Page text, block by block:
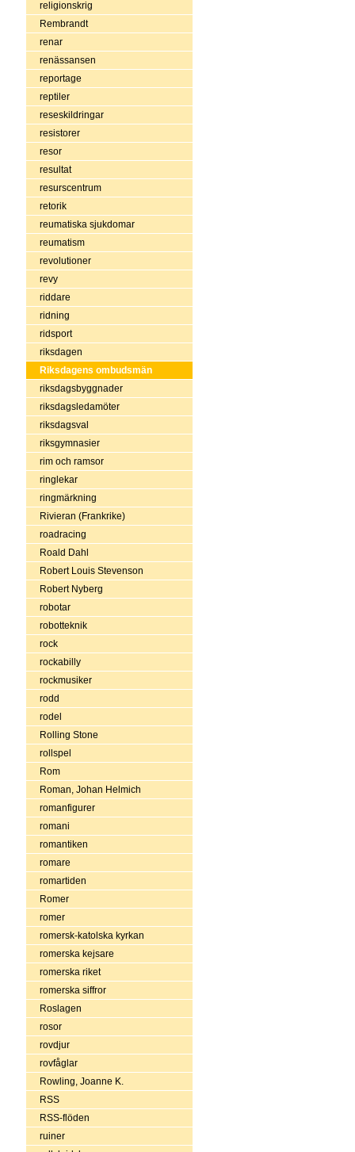
religionskrig
Rembrandt
renar
renässansen
reportage
reptiler
reseskildringar
resistorer
resor
resultat
resurscentrum
retorik
reumatiska sjukdomar
reumatism
revolutioner
revy
riddare
ridning
ridsport
riksdagen
Riksdagens ombudsmän
riksdagsbyggnader
riksdagsledamöter
riksdagsval
riksgymnasier
rim och ramsor
ringlekar
ringmärkning
Rivieran (Frankrike)
roadracing
Roald Dahl
Robert Louis Stevenson
Robert Nyberg
robotar
robotteknik
rock
rockabilly
rockmusiker
rodd
rodel
Rolling Stone
rollspel
Rom
Roman, Johan Helmich
romanfigurer
romani
romantiken
romare
romartiden
Romer
romer
romersk-katolska kyrkan
romerska kejsare
romerska riket
romerska siffror
Roslagen
rosor
rovdjur
rovfåglar
Rowling, Joanne K.
RSS
RSS-flöden
ruiner